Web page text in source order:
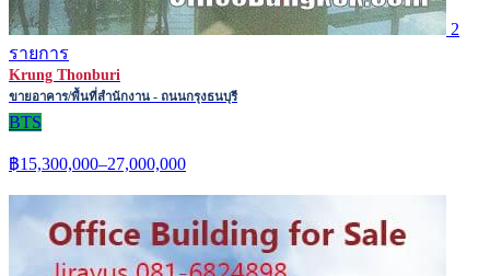
2
รายการ
Krung Thonburi
ขายอาคาร/พื้นที่สำนักงาน - ถนนกรุงธนบุรี
BTS
฿15,300,000–27,000,000